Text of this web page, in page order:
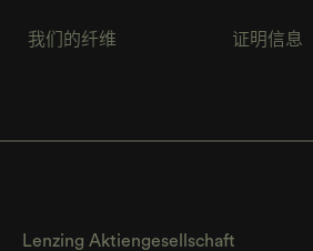
我们的纤维 证明信息
Lenzing Aktiengesellschaft